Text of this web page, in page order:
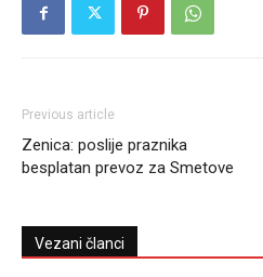
Previous article
Zenica: poslije praznika
besplatan prevoz za Smetove
Vezani članci